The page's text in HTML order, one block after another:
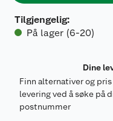
Tilgjengelig:
På lager (6-20)
Dine
Finn alternativer og
levering ved å søke på
postnummer